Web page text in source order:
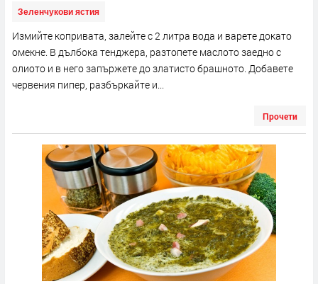
Зеленчукови ястия
Измийте копривата, залейте с 2 литра вода и варете докато
омекне. В дълбока тенджера, разтопете маслото заедно с
олиото и в него запържете до златисто брашното. Добавете
червения пипер, разбъркайте и...
Прочети